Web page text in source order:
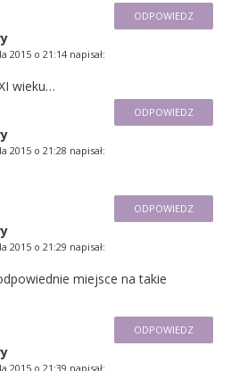
ODPOWIEDZ
2015 o 21:14 napisał:
wieku…
ODPOWIEDZ
2015 o 21:28 napisał:
ODPOWIEDZ
2015 o 21:29 napisał:
miejsce na takie
ODPOWIEDZ
2015 o 21:39 napisał: